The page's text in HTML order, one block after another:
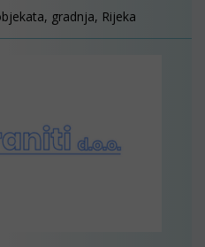
gradnja, Rijeka